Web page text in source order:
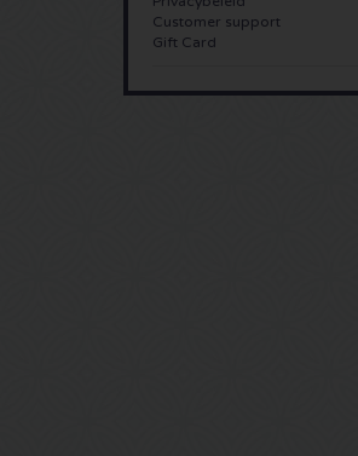
Customer support
Gift Card